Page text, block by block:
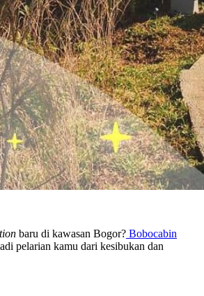
baru di kawasan Bogor? Bobocabin
pelarian kamu dari kesibukan dan